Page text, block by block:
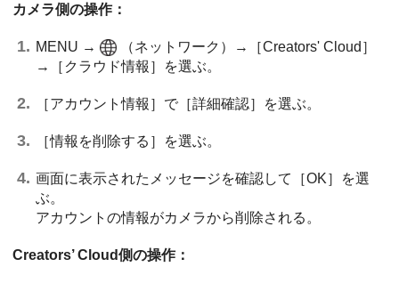
カメラ側の操作：
MENU → （ネットワーク ）→
［Creators' Cloud］
→
［クラウド情報］ を選ぶ。
［アカウント情報］ で ［詳細確認］ を選ぶ。
［情報を削除する］ を選ぶ。
画面に表示されたメッセージを確認して ［OK］
を選
ぶ。
アカウントの情報がカメラから削除される。
Creators’ Cloud側の操作：